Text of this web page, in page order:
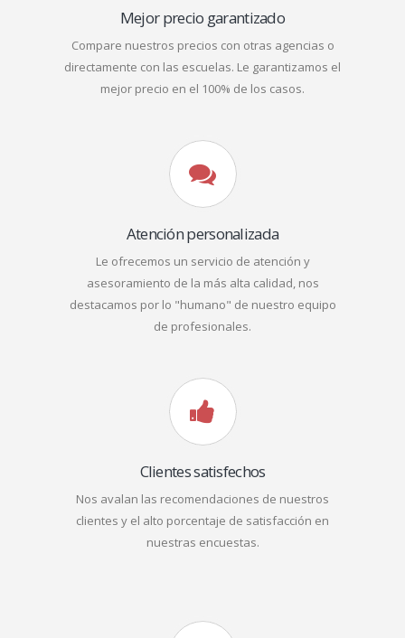
Mejor precio garantizado
Compare nuestros precios con otras agencias o
directamente con las escuelas. Le garantizamos el
mejor precio en el 100% de los casos.
Atención personalizada
Le ofrecemos un servicio de atención y
asesoramiento de la más alta calidad, nos
destacamos por lo "humano" de nuestro equipo
de profesionales.
Clientes satisfechos
Nos avalan las recomendaciones de nuestros
clientes y el alto porcentaje de satisfacción en
nuestras encuestas.